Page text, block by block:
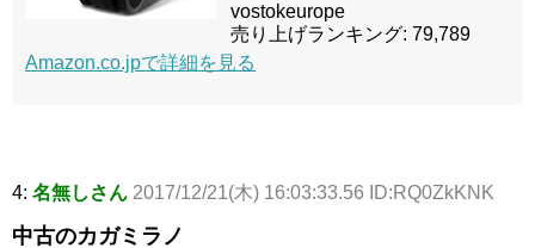
vostokeurope
売り上げランキング: 79,789
Amazon.co.jpで詳細を見る
4: 名無しさん 2017/12/21(木) 16:03:33.56 ID:RQ0ZkKNK
中古のカガミラノ